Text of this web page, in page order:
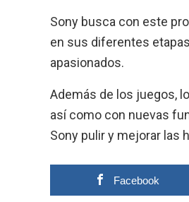
Sony busca con este
en sus diferentes
apasionados.
Además de los juegos,
así como con nuevas
Sony pulir y mejorar las
Facebook